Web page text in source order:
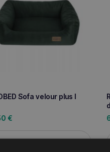
Sofa velour plus l
€